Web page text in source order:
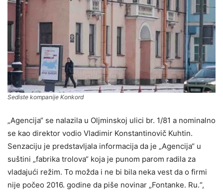
Sediste kompanije Konkord
„Agencija“ se nalazila u Oljminskoj ulici br. 1/81 a nominalno
se kao direktor vodio Vladimir Konstantinovič Kuhtin.
Senzaciju je predstavljala informacija da je „Agencija“ u
suštini „fabrika trolova“ koja je punom parom radila za
vladajući režim. To možda i ne bi bila neka vest da o firmi
nije počeo 2016. godine da piše novinar „Fontanke. Ru.“,